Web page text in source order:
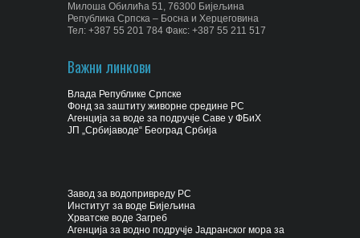
Милоша Обилића 51, 76300 Бијељина
Република Српска – Босна и Херцеговина
Тел: +387 55 201 784 Факс: +387 55 211 517
Важни линкови
Влада Републике Српске
Фонд за заштиту живорне средине РС
Агенција за воде за подручје Саве у ФБиХ
ЈП „Србијаводе“ Београд Србија
Завод за водопривреду РС
Институт за воде Бијељина
Хрватске воде Загреб
Агенција за водно подручје Јадранског мора за